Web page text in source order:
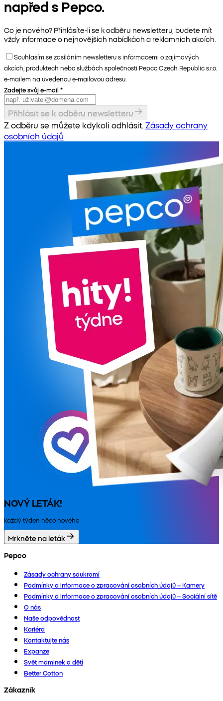
napřed s Pepco.
Co je nového? Přihlásíte-li se k odběru newsletteru, budete mít
vždy informace o nejnovějších nabídkách a reklamních akcích.
Souhlasím se zasíláním newsletteru s informacemi o zajímavých
akcích, produktech nebo službách společnosti Pepco Czech Republic s.r.o.
e-mailem na uvedenou e-mailovou adresu.
Zadejte svůj e-mail *
Přihlásit se k odběru newsletteru
Z odběru se můžete kdykoli odhlásit. Zásady ochrany
osobních údajů
NOVÝ LETÁK!
každý týden něco nového
Mrkněte na leták
Pepco
Zásady ochrany soukromí
Podmínky a informace o zpracování osobních údajů – Kamery
Podmínky a informace o zpracování osobních údajů – Sociální sítě
O nás
Naše odpovědnost
Kariéra
Kontaktujte nás
Expanze
Svět maminek a dětí
Better Cotton
Zákazník